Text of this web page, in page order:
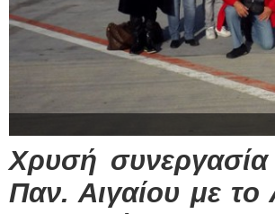
Χρυσή συνεργασία
Παν. Αιγαίου με το